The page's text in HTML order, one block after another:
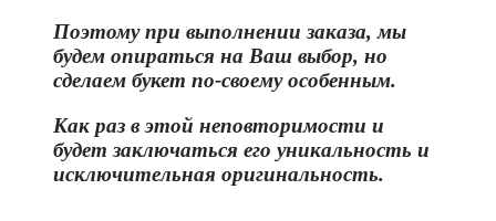
Поэтому при выполнении заказа, мы
будем опираться на Ваш выбор, но
сделаем букет по-своему особенным.
Как раз в этой неповторимости и
будет заключаться его уникальность и
исключительная оригинальность.